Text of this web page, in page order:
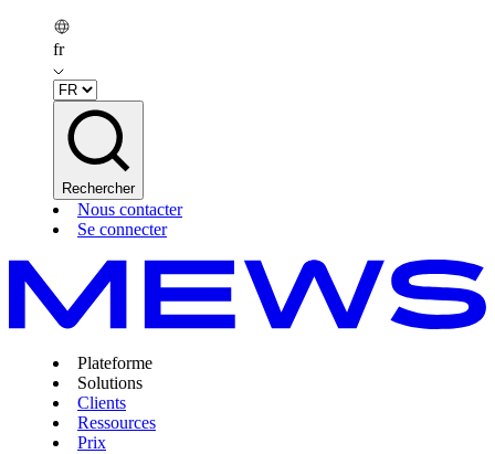
fr
Rechercher
Nous contacter
Se connecter
Plateforme
Solutions
Clients
Ressources
Prix